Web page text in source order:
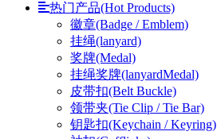
热门产品(Hot Products)
徽章(Badge / Emblem)
挂绳(lanyard)
奖牌(Medal)
挂绳奖牌(lanyardMedal)
皮带扣(Belt Buckle)
领带夹(Tie Clip / Tie Bar)
钥匙扣(Keychain / Keyring)